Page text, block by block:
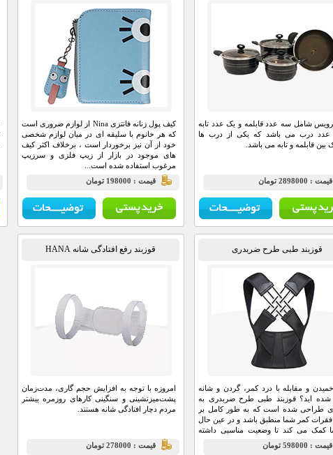
شامل سه عدد قابلمه و یک عدد تابه
درب می باشد که یکی از درب ها
قابلمه و تابه می باشد.
قيمت : 2898000 تومان
کیف پول زنانه فانتزی Nina از لوازم ضروری است
که هر خانوم با سلیقه ای در میان لوازم شخصی
خود از آن نیز برخوردار است ، برخلاف اکثر کیف
های موجود در بازار از زیپ فلزی و سرزیپ
مرغوب استفاده شده است...
قيمت : 198000 تومان
قوزبند طبی طرح ضربدری
خمیدن و مقابله با درد کمر، گردن و شانه
اید؟ قوزبند طبی طرح ضربدری به
طراحی شده است که به طور کامل بر
کمر شما منطبق باشد و در عین حال
کمک می کند تا وضعیت مناسبی داشته
قيمت : 598000 تومان
قوزبند رفع افتادگی شانه HANA
امروزه با توجه به افزایش حجم گاری، مدت‌زمان
پشت‌میزنشینی و سنگینی کارهای روزمره بیشتر
مردم دچار افتادگی شانه هستند.
قيمت : 278000 تومان